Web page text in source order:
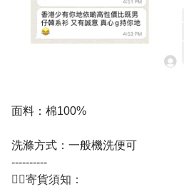
面料：棉100%
洗滌方式：一般機洗便可
----------
💁‍♂️寄貨須知：